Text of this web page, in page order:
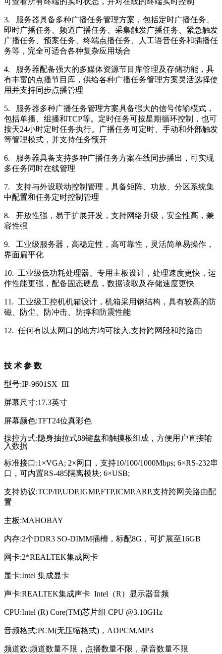
3. 服务器具备多种广播任务管理方案，包括定时广播任务、
即时广播任务、频道广播任务、采集触发广播任务、紧急触发
广播任务、预案任务、终端点播任务、人工语音任务和插播任
务等，完全可适合各种复杂应用场合
4. 服务器配备强大的多媒体资源节目库管理及存储功能，具
有丰富的点播节目库，供给各种广播任务管理方案灵活选择使
用并支持同步点播管理
5. 服务器多种广播任务管理方案具备强大的信号传输模式，
包括单播、组播和TCP等。定时任务可按星期循环控制，也可
按天24小时定时任务执行。广播任务可定时、手动和外部触发
等管理模式，并支持任务预开
6. 服务器具备支持多种广播任务方案在线同步播出，可实现
多任务同时在线管理
7. 支持与外设联动控制管理，具备矩阵、功放、分区系统集
中配置和任务定时控制管理
8. 开放性强，易于扩展开发，支持网络升级，安全性高，兼
容性强
9. 工业级服务器，高稳定性，高可靠性，灵活简单易操作，
界面扁平化
10. 工业级低功耗处理器、专用主板设计，处理速度更快，运
作性能更强，配备固态硬盘，数据读取及存储速度更快
11. 工业级工控机机箱设计，机箱采用钢结构，具有较高的防
磁、防尘、防冲击、防摔和防震性能
12. 任何有以太网口的地方均可接入,支持跨网段和跨路由
技 术 参 数
型号:IP-9601SX III
屏幕尺寸:17.3英寸
屏幕颜色:TFT24位真彩色
操控方式:隐身抽拉式88键盘和触摸板组成，方便用户直接输
入数据
标准接口:1×VGA; 2×网口，支持10/100/1000Mbps; 6×RS-232串
口，可内置RS-485隔离模块; 6×USB;
支持协议:TCP/IP,UDP,IGMP,FTP,ICMP,ARP,支持跨网关路由配
置
主板:MAHOBAY
内存:2个DDR3 SO-DIMM插槽，标配8G，可扩展至16GB
网卡:2*REALTEK集成网卡
显卡:Intel 集成显卡
声卡:REALTEK集成声卡 Intel（R）显示器音频
CPU:Intel (R) Core(TM)芯片组 CPU @3.10GHz
音频格式:PCM(无压缩格式)，ADPCM,MP3
频道数:频道数量不限，点播数量不限，录音数量不限